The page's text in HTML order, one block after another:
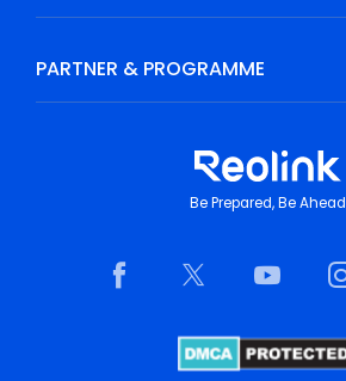
PARTNER & PROGRAMME
Be Prepared, Be Ahead